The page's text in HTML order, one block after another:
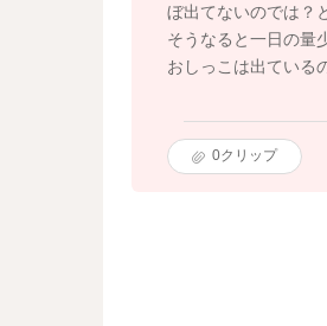
ぼ出てないのでは？
そうなると一日の量
おしっこは出ている
0クリップ